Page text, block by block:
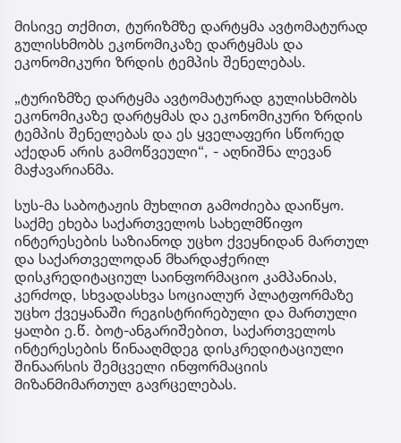
მისივე თქმით, ტურიზმზე დარტყმა ავტომატურად
გულისხმობს ეკონომიკაზე დარტყმას და
ეკონომიკური ზრდის ტემპის შენელებას.
„ტურიზმზე დარტყმა ავტომატურად გულისხმობს
ეკონომიკაზე დარტყმას და ეკონომიკური ზრდის
ტემპის შენელებას და ეს ყველაფერი სწორედ
აქედან არის გამოწვეული“, - აღნიშნა ლევან
მაჭავარიანმა.
სუს-მა საბოტაჟის მუხლით გამოძიება დაიწყო.
საქმე ეხება საქართველოს სახელმწიფო
ინტერესების საზიანოდ უცხო ქვეყნიდან მართულ
და საქართველოდან მხარდაჭერილ
დისკრედიტაციულ საინფორმაციო კამპანიას,
კერძოდ, სხვადასხვა სოციალურ პლატფორმაზე
უცხო ქვეყანაში რეგისტრირებული და მართული
ყალბი ე.წ. ბოტ-ანგარიშებით, საქართველოს
ინტერესების წინააღმდეგ დისკრედიტაციული
შინაარსის შემცველი ინფორმაციის
მიზანმიმართულ გავრცელებას.